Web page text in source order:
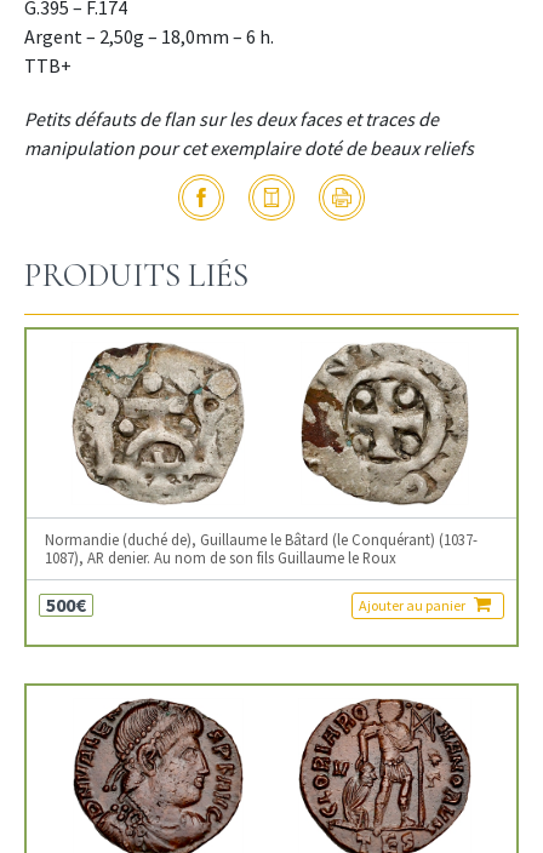
G.395 – F.174
Argent – 2,50g – 18,0mm – 6 h.
TTB+
Petits défauts de flan sur les deux faces et traces de
manipulation pour cet exemplaire doté de beaux reliefs
PRODUITS LIÉS
Normandie (duché de), Guillaume le Bâtard (le Conquérant) (1037-
1087), AR denier. Au nom de son fils Guillaume le Roux
500€ Ajouter au panier